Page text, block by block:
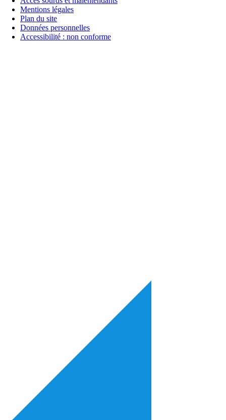
Mentions légales
Plan du site
Données personnelles
Accessibilité : non conforme